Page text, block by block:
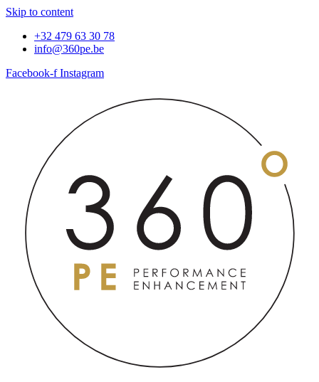
Skip to content
+32 479 63 30 78
info@360pe.be
Facebook-f Instagram